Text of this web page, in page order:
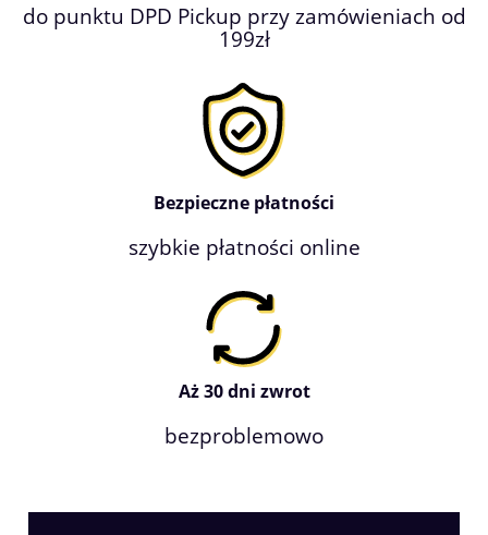
do punktu DPD Pickup przy zamówieniach od
199zł
Bezpieczne płatności
szybkie płatności online
Aż 30 dni zwrot
bezproblemowo